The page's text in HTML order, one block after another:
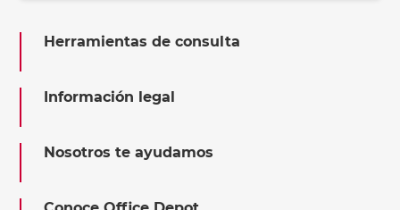
Herramientas de consulta
Información legal
Nosotros te ayudamos